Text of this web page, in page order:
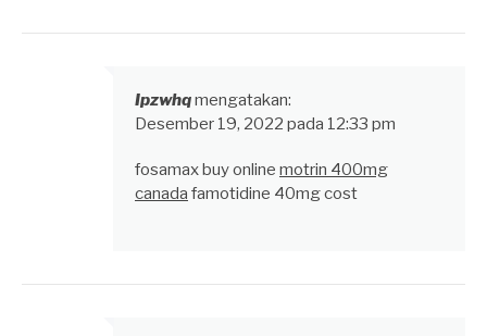
Ipzwhqmengatakan:
Desember 19, 2022 pada 12:33 pm
fosamax buy online motrin 400mg
canada famotidine 40mg cost